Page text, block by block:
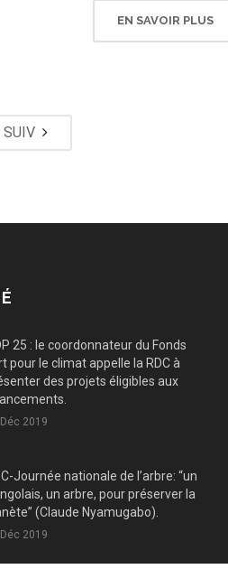
EN SAVOIR PLUS
SUIV
25 : le coordonnateur du Fonds
pour le climat appelle la RDC à
des projets éligibles aux
2019
Journée nationale de l’arbre: “un
un arbre, pour préserver la
(Claude Nyamugabo).
2019